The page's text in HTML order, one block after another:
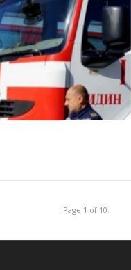
Page 1 of 10